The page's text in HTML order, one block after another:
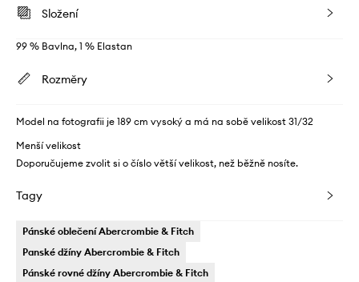
Složení
99 % Bavlna, 1 % Elastan
Rozměry
Model na fotografii je 189 cm vysoký a má na sobě velikost 31/32
Menší velikost
Doporučujeme zvolit si o číslo větší velikost, než běžně nosíte.
Tagy
Pánské oblečení Abercrombie & Fitch
Panské džíny Abercrombie & Fitch
Pánské rovné džíny Abercrombie & Fitch